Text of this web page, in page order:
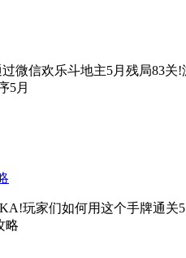
信欢乐斗地主5月残局83关!
5月
玩家们如何用这个手牌通
略